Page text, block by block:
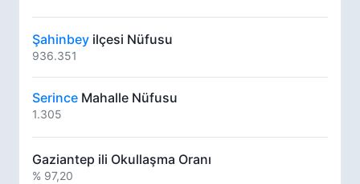
Şahinbey ilçesi Nüfusu
936.351
Serince Mahalle Nüfusu
1.305
Gaziantep ili Okullaşma Oranı
% 97,20